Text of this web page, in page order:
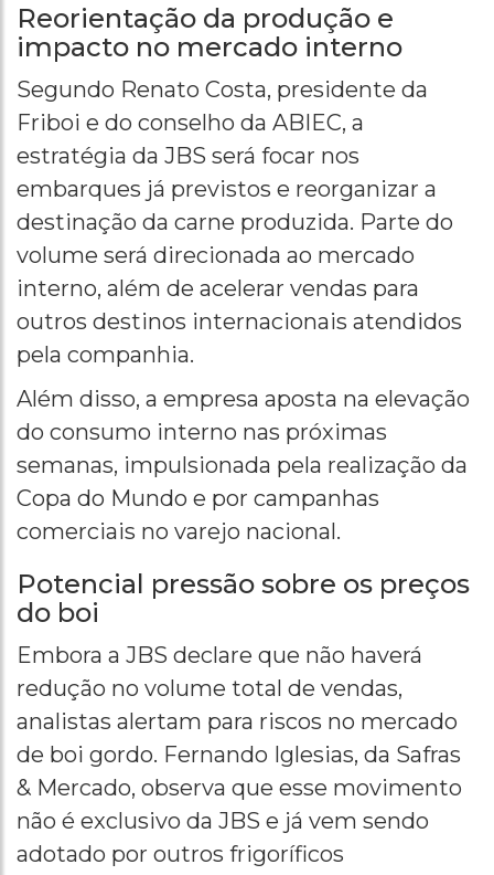
Reorientação da produção e
impacto no mercado interno
Segundo Renato Costa, presidente da
Friboi e do conselho da ABIEC, a
estratégia da JBS será focar nos
embarques já previstos e reorganizar a
destinação da carne produzida. Parte do
volume será direcionada ao mercado
interno, além de acelerar vendas para
outros destinos internacionais atendidos
pela companhia.
Além disso, a empresa aposta na elevação
do consumo interno nas próximas
semanas, impulsionada pela realização da
Copa do Mundo e por campanhas
comerciais no varejo nacional.
Potencial pressão sobre os preços
do boi
Embora a JBS declare que não haverá
redução no volume total de vendas,
analistas alertam para riscos no mercado
de boi gordo. Fernando Iglesias, da Safras
& Mercado, observa que esse movimento
não é exclusivo da JBS e já vem sendo
adotado por outros frigoríficos